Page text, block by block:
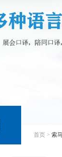
首页 > 索